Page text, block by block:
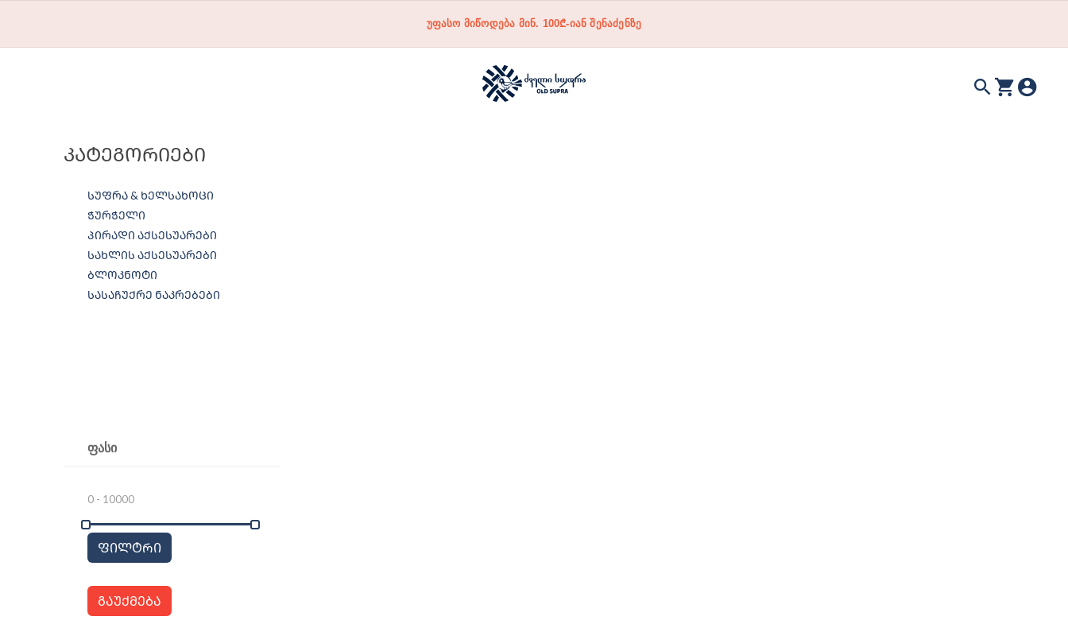
უფასო მიწოდება მინ. 100₾-იან შენაძენზე
ᲙᲐᲢᲔᲒᲝᲠᲘᲔᲑᲘ
ᲡᲣᲤᲠᲐ & ᲮᲔᲚᲡᲐᲮᲝᲪᲘ
ᲭᲣᲠᲭᲔᲚᲘ
ᲞᲘᲠᲐᲓᲘ ᲐᲥᲡᲔᲡᲣᲐᲠᲔᲑᲘ
ᲡᲐᲮᲚᲘᲡ ᲐᲥᲡᲔᲡᲣᲐᲠᲔᲑᲘ
ᲑᲚᲝᲙᲜᲝᲢᲘ
ᲡᲐᲡᲐᲩᲣᲥᲠᲔ ᲜᲐᲙᲠᲔᲑᲔᲑᲘ
ᲤᲐᲡᲘ
ᲤᲘᲚᲢᲠᲘ
ᲒᲐᲣᲥᲛᲔᲑᲐ